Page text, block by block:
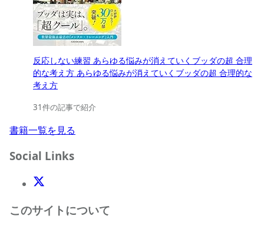
反応しない練習 あらゆる悩みが消えていくブッダの超 合理
的な考え方 あらゆる悩みが消えていくブッダの超 合理的な
考え方
31件の記事で紹介
書籍一覧を見る
Social Links
X(Twitter)
このサイトについて